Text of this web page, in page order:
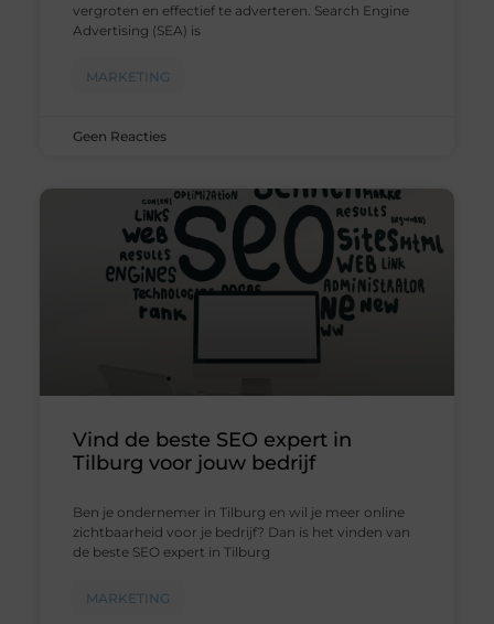
vergroten en effectief te adverteren. Search Engine
Advertising (SEA) is
MARKETING
Geen Reacties
Vind de beste SEO expert in
Tilburg voor jouw bedrijf
Ben je ondernemer in Tilburg en wil je meer online
zichtbaarheid voor je bedrijf? Dan is het vinden van
de beste SEO expert in Tilburg
MARKETING